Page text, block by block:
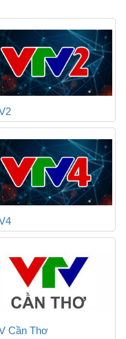
Cần Thơ